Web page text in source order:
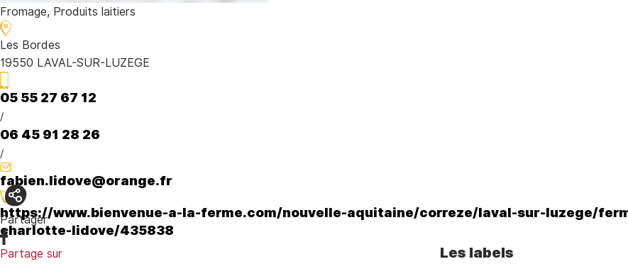
Fromage, Produits laitiers
Les Bordes
19550 LAVAL-SUR-LUZEGE
05 55 27 67 12
/
06 45 91 28 26
/
fabien.lidove@orange.fr
https://www.bienvenue-a-la-ferme.com/nouvelle-aquitaine/correze/laval-sur-luzege/
charlotte-lidove/435838
Les labels
Partager
Partage sur